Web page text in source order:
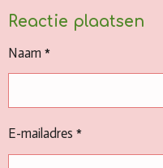
Reactie plaatsen
Naam *
E-mailadres *